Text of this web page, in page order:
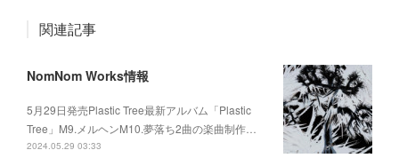
関連記事
NomNom Works情報
5月29日発売Plastic Tree最新アルバム「Plastic
Tree」M9.メルヘンM10.夢落ち2曲の楽曲制作…
2024.05.29 03:33